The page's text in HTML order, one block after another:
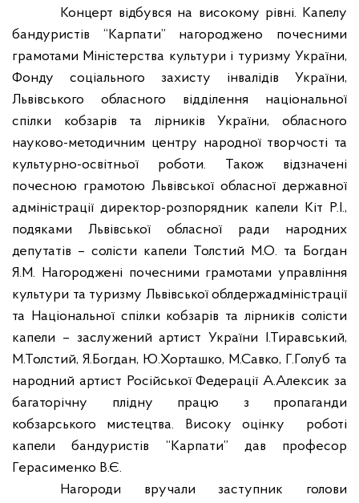
Концерт відбувся на високому рівні. Капелу
бандуристів “Карпати” нагороджено почесними
грамотами Міністерства культури і туризму України,
Фонду соціального захисту інвалідів України,
Львівського обласного відділення національної
спілки кобзарів та лірників України, обласного
науково-методичним центру народної творчості та
культурно-освітньої роботи. Також відзначені
почесною грамотою Львівської обласної державної
адміністрації директор-розпорядник капели Кіт Р.І.,
подяками Львівської обласної ради народних
депутатів – солісти капели Толстий М.О. та Богдан
Я.М. Нагороджені почесними грамотами управління
культури та туризму Львівської облдержадміністрації
та Національної спілки кобзарів та лірників солісти
капели – заслужений артист України І.Тиравський,
М.Толстий, Я.Богдан, Ю.Хорташко, М.Савко, Г.Голуб та
народний артист Російської Федерації А.Алексик за
багаторічну плідну працю з пропаганди
кобзарського мистецтва. Високу оцінку
роботі
капели бандуристів “Карпати” дав професор
Герасименко В.Є.
Нагороди вручали заступник голови